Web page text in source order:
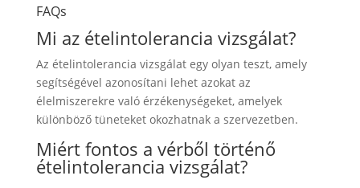
FAQs
Mi az ételintolerancia vizsgálat?
Az ételintolerancia vizsgálat egy olyan teszt, amely
segítségével azonosítani lehet azokat az
élelmiszerekre való érzékenységeket, amelyek
különböző tüneteket okozhatnak a szervezetben.
Miért fontos a vérből történő
ételintolerancia vizsgálat?